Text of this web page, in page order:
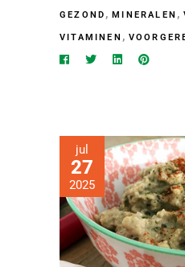
GEZOND ,MINERALEN ,
VITAMINEN ,
jul
27
2025